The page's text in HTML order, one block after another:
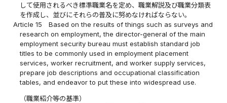
して使用されるべき標準職業名を定め、職業解説及び職業分類表
を作成し、並びにそれらの普及に努めなければならない。
Article 15
Based on the results of things such as surveys and
research on employment, the director-general of the main
employment security bureau must establish standard job
titles to be commonly used in employment placement
services, worker recruitment, and worker supply services,
prepare job descriptions and occupational classification
tables, and endeavor to put these into widespread use.
（職業紹介等の基準）